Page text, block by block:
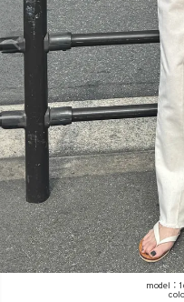
商品タイプ
ORIGINAL
カラー
model：